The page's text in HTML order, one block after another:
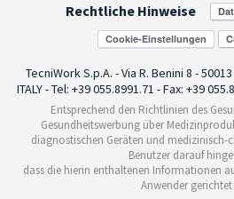
Rechtliche Hinweise
Cookie-Einstellungen
TecniWork S.p.A. - Via R. Benini 8 -
ITALY - Tel: +39 055.8991.71 - Fax: +39
Entsprechend den Richtlinien des
Gesundheitswerbung über
diagnostischen Geräten und medizinisch-
Benutzer darauf
dass die hierin enthaltenen Informationen
Anwender gerichtet